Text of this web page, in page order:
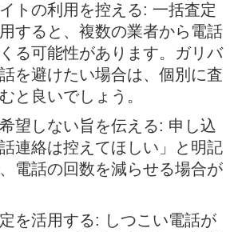
トの利用を控える: 一括査定
すると、複数の業者から電話
る可能性があります。ガリバ
を避けたい場合は、個別に査
と良いでしょう。
望しない旨を伝える: 申し込
連絡は控えてほしい」と明記
電話の回数を減らせる場合が
を活用する: しつこい電話が